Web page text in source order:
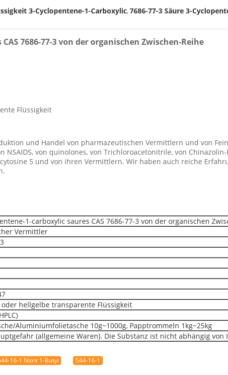
3-Cyclopentene-1-Carboxylic,7686-77-3 Säure 3-
7686-77-3 von der organischen Zwischen-Reihe
Flüssigkeit
und Handel von pharmazeutischen Vermittlern und von
NSAIDS, von quinolones, von Trichloroacetonitrile, von
5 und von ihren Vermittlern. Wir haben auch reiche
1-carboxylic saures CAS 7686-77-3 von der organischen
Vermittler
oder hellgelbe transparente Flüssigkeit
Aluminiumfolietasche 10g~1000g, Papptrommeln 1kg~25kg
(allgemeine Waren). Die Substanz ist nicht abhängig von
16-1 Nitrit 1-Butyl 544-16-1